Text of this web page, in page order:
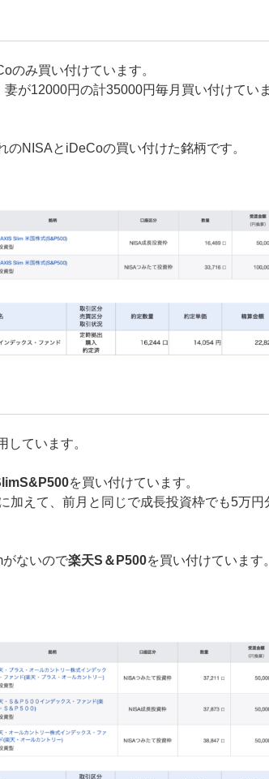
のみ買い付けています。
が12000円の計35000円毎月買い付けていま
のNISAとiDeCoの買い付けた銘柄です。
しています。
を買い付けています。
加えて、前月と同じで成長投資枠でも5万円
ないので楽天S＆P500を買い付けています。